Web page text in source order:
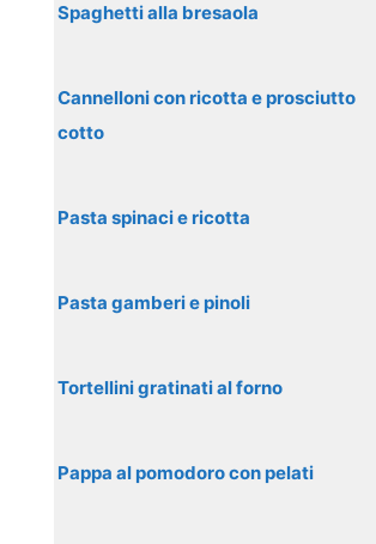
Spaghetti alla bresaola
Cannelloni con ricotta e prosciutto
cotto
Pasta spinaci e ricotta
Pasta gamberi e pinoli
Tortellini gratinati al forno
Pappa al pomodoro con pelati